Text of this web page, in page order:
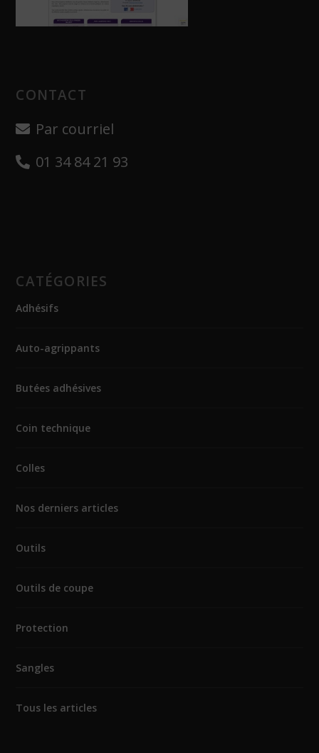
CONTACT
Par courriel
01 34 84 21 93
CATÉGORIES
Adhésifs
Auto-agrippants
Butées adhésives
Coin technique
Colles
Nos derniers articles
Outils
Outils de coupe
Protection
Sangles
Tous les articles